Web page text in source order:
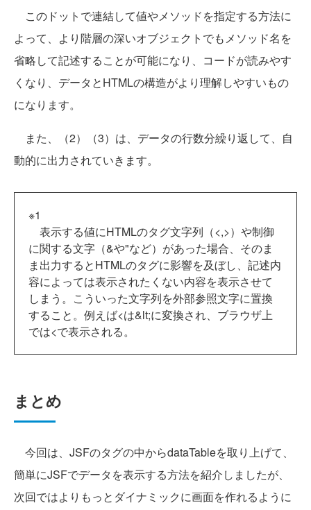
このドットで連結して値やメソッドを指定する方法に
よって、より階層の深いオブジェクトでもメソッド名を
省略して記述することが可能になり、コードが読みやす
くなり、データとHTMLの構造がより理解しやすいもの
になります。
また、（2）（3）は、データの行数分繰り返して、自
動的に出力されていきます。
※1
表示する値にHTMLのタグ文字列（<,>）や制御
に関する文字（&や"など）があった場合、そのま
ま出力するとHTMLのタグに影響を及ぼし、記述内
容によっては表示されたくない内容を表示させて
しまう。こういった文字列を外部参照文字に置換
すること。例えば<は&lt;に変換され、ブラウザ上
では<で表示される。
まとめ
今回は、JSFのタグの中からdataTableを取り上げて、
簡単にJSFでデータを表示する方法を紹介しましたが、
次回ではよりもっとダイナミックに画面を作れるように